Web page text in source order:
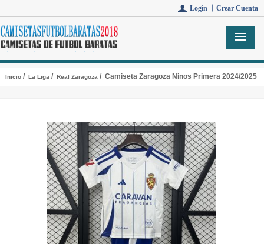
Login 丨 Crear Cuenta
Inicio/ La Liga/ Real Zaragoza/ Camiseta Zaragoza Ninos Primera 2024/2025